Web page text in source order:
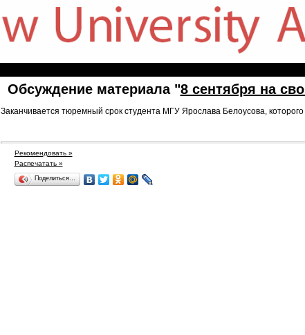
Обсуждение материала "8 сентября на
Заканчивается тюремный срок студента МГУ Ярослава Белоусова,
Рекомендовать »
Распечатать »
Поделиться…